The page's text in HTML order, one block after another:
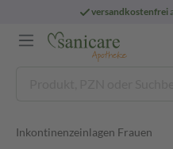
versandkostenfrei
Inkontinenzeinlagen Frauen